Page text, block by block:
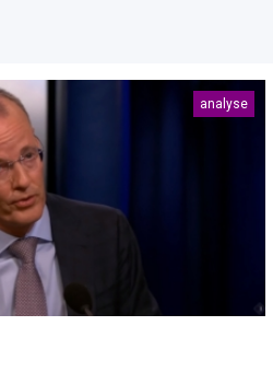
analyse